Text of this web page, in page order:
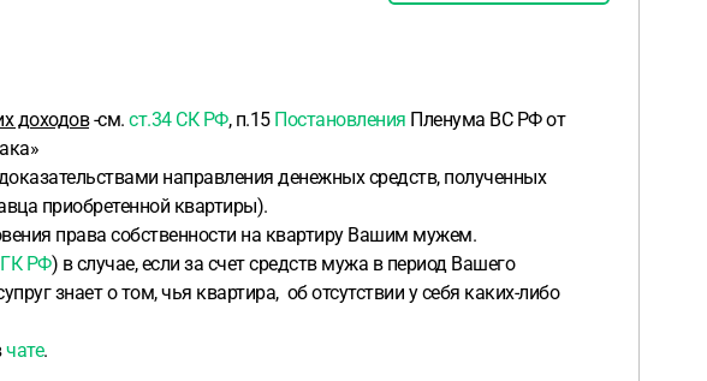
доходов-см. ст.34 СК РФ, п.15 Постановления Пленума ВС РФ от
направления денежных средств, полученных
приобретенной квартиры).
права собственности на квартиру Вашим мужем.
ГК РФ) в случае, если за счет средств мужа в период Вашего
знает о том, чья квартира, об отсутствии у себя каких-либо
чате.